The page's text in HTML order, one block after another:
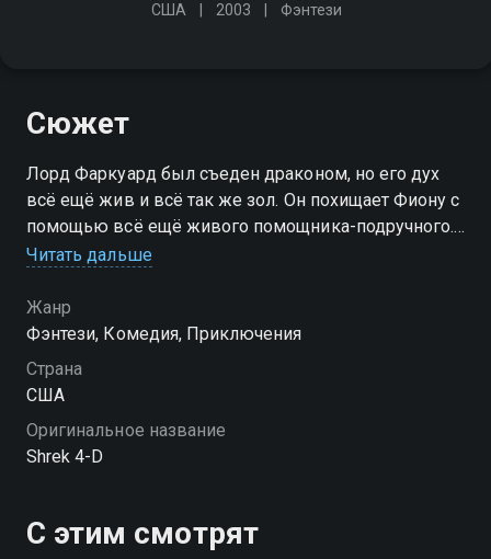
США
2003 Фэнтези
Сюжет
Лорд Фаркуард был съеден драконом, но его дух
всё ещё жив и всё так же зол. Он похищает Фиону с
помощью всё ещё живого помощника-подручного.
Шрэк и Осёл отправляются в путешествие, чтобы
Читать дальше
Жанр
Фэнтези, Комедия, Приключения
Страна
США
Оригинальное название
Shrek 4-D
С этим смотрят